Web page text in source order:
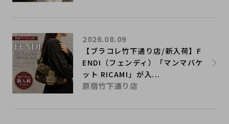
【ブラコレ竹下通り店/新入荷】F
ENDI（フェンディ）「マンマバケ
ット RICAMI」が入...
2026.08.09
原宿竹下通り店